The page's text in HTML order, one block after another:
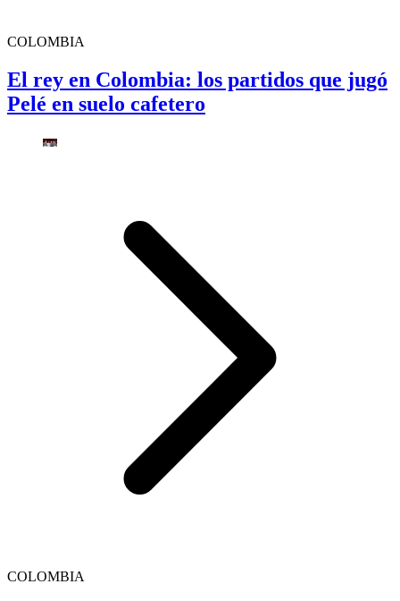
COLOMBIA
El rey en Colombia: los partidos que jugó
Pelé en suelo cafetero
COLOMBIA